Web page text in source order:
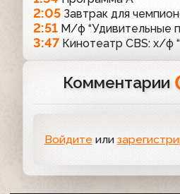
2:05 Завтрак для
2:51 М/ф “Удивительные
3:47 Кинотеатр CBS: х/ф
Комментарии
Войдите или